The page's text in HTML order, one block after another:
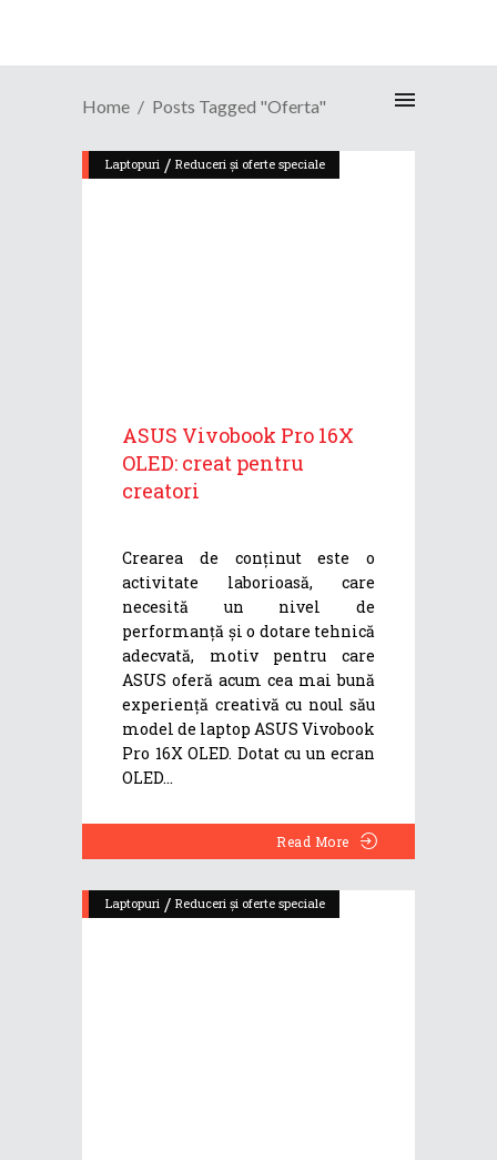
Home Posts Tagged "oferta"
Laptopuri / Reduceri și oferte speciale
ASUS Vivobook Pro 16X
OLED: creat pentru
creatori
Crearea de conținut este o
activitate laborioasă, care
necesită un nivel de
performanță și o dotare tehnică
adecvată, motiv pentru care
ASUS oferă acum cea mai bună
experiență creativă cu noul său
model de laptop ASUS Vivobook
Pro 16X OLED. Dotat cu un ecran
OLED
Read More
Laptopuri / Reduceri și oferte speciale